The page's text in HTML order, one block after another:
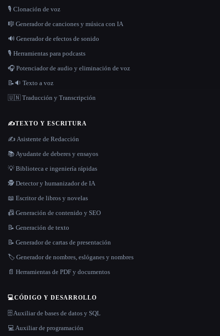
🎙️ Clonación de voz
🎼 Generador de canciones y música con IA
🔊 Generador de efectos de sonido
🎙️ Herramientas para podcasts
🎧 Potenciador de audio y eliminación de voz
📝🔉 Texto a voz
🇺🇳 Traducción y Transcripción
✍️TEXTO Y ESCRITURA
✍️ Asistente de Redacción
📚 Ayudante de deberes y ensayos
💡 Biblioteca e ingeniería rápidas
🕵️ Detector y humanizador de IA
📖 Escritor de libros y novelas
📠 Generación de contenido y SEO
📝 Generación de texto
📝 Generador de cartas de presentación
🏷️ Generador de nombres, eslóganes y nombres
📄 Herramientas de PDF y documentos
💻CÓDIGO Y DESARROLLO
🗄️ Auxiliar de bases de datos y SQL
💻 Auxiliar de programación